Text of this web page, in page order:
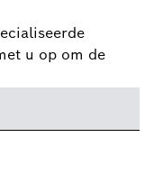
u op om de